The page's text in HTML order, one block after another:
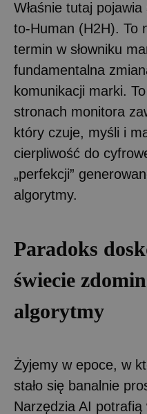
Właśnie tutaj
to-Human (H2H). To
termin w słowniku
fundamentalna
komunikacji marki.
stronach monitora
który czuje, myśli i
cierpliwość do
„perfekcji”
algorytmy.
Paradoks
świecie
algorytmy
Żyjemy w epoce, w
stało się banalnie
Narzędzia AI